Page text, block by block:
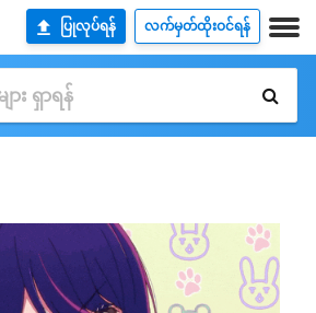
ပြုလုပ်ရန် လက်မှတ်ထိုးဝင်ရန်